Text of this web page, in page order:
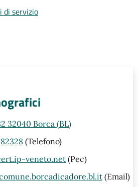
di servizio
32040 Borca (BL)
(Telefono)
veneto.net (Pec)
(Email)